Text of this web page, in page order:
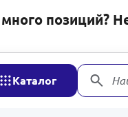
позиций?
Каталог
и